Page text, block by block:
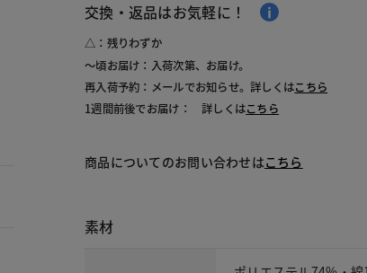
交換・返品はお気軽に！
△：残りわずか
～頃お届け：入荷次第、お届け。
再入荷予約：メールでお知らせ。詳しくはこちら
1週間前後でお届け： 詳しくはこちら
商品についてのお問い合わせはこちら
素材